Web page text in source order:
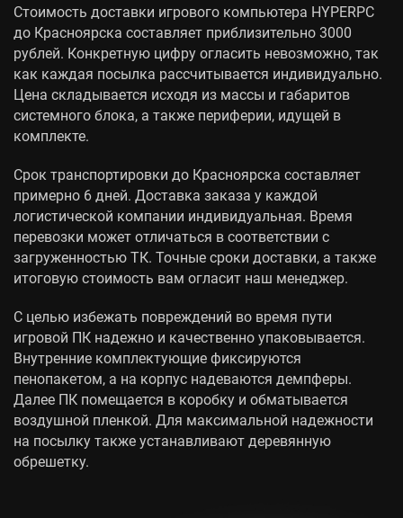
Стоимость доставки игрового компьютера HYPERPC
до Красноярска составляет приблизительно 3000
рублей. Конкретную цифру огласить невозможно, так
как каждая посылка рассчитывается индивидуально.
Цена складывается исходя из массы и габаритов
системного блока, а также периферии, идущей в
комплекте.
Срок транспортировки до Красноярска составляет
примерно 6 дней. Доставка заказа у каждой
логистической компании индивидуальная. Время
перевозки может отличаться в соответствии с
загруженностью ТК. Точные сроки доставки, а также
итоговую стоимость вам огласит наш менеджер.
С целью избежать повреждений во время пути
игровой ПК надежно и качественно упаковывается.
Внутренние комплектующие фиксируются
пенопакетом, а на корпус надеваются демпферы.
Далее ПК помещается в коробку и обматывается
воздушной пленкой. Для максимальной надежности
на посылку также устанавливают деревянную
обрешетку.